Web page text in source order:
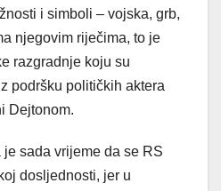
i simboli – vojska, grb,
njegovim riječima, to je
razgradnje koju su
podršku političkih aktera
Dejtonom.
sada vrijeme da se RS
dosljednosti, jer u